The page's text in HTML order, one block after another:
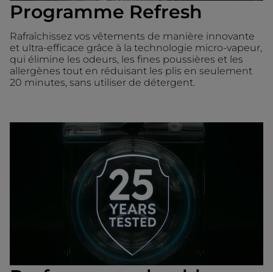
Programme Refresh
Rafraîchissez vos vêtements de manière innovante
et ultra-efficace grâce à la technologie micro-vapeur,
qui élimine les odeurs, les fines poussières et les
allergènes tout en réduisant les plis en seulement
20 minutes, sans utiliser de détergent.